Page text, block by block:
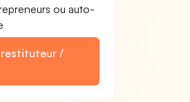
ou auto-
restituteur /